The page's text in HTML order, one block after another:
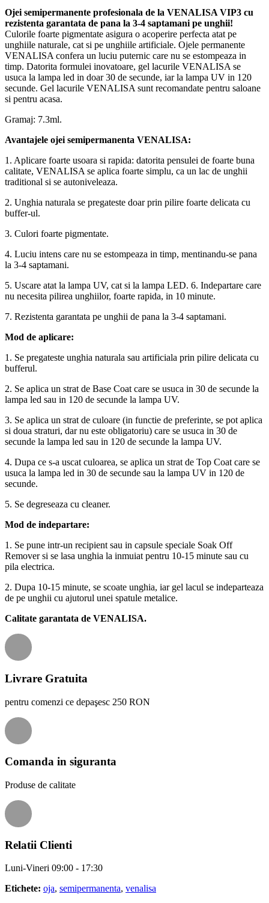
Ojei semipermanente profesionala de la VENALISA VIP3 cu
rezistenta garantata de pana la 3-4 saptamani pe unghii!
Culorile foarte pigmentate asigura o acoperire perfecta atat pe
unghiile naturale, cat si pe unghiile artificiale. Ojele permanente
VENALISA confera un luciu puternic care nu se estompeaza in
timp. Datorita formulei inovatoare, gel lacurile VENALISA se
usuca la lampa led in doar 30 de secunde, iar la lampa UV in 120
secunde. Gel lacurile VENALISA sunt recomandate pentru saloane
si pentru acasa.
Gramaj: 7.3ml.
Avantajele ojei semipermanenta VENALISA:
1. Aplicare foarte usoara si rapida: datorita pensulei de foarte buna
calitate, VENALISA se aplica foarte simplu, ca un lac de unghii
traditional si se autoniveleaza.
2. Unghia naturala se pregateste doar prin pilire foarte delicata cu
buffer-ul.
3. Culori foarte pigmentate.
4. Luciu intens care nu se estompeaza in timp, mentinandu-se pana
la 3-4 saptamani.
5. Uscare atat la lampa UV, cat si la lampa LED. 6. Indepartare care
nu necesita pilirea unghiilor, foarte rapida, in 10 minute.
7. Rezistenta garantata pe unghii de pana la 3-4 saptamani.
Mod de aplicare:
1. Se pregateste unghia naturala sau artificiala prin pilire delicata cu
bufferul.
2. Se aplica un strat de Base Coat care se usuca in 30 de secunde la
lampa led sau in 120 de secunde la lampa UV.
3. Se aplica un strat de culoare (in functie de preferinte, se pot aplica
si doua straturi, dar nu este obligatoriu) care se usuca in 30 de
secunde la lampa led sau in 120 de secunde la lampa UV.
4. Dupa ce s-a uscat culoarea, se aplica un strat de Top Coat care se
usuca la lampa led in 30 de secunde sau la lampa UV in 120 de
secunde.
5. Se degreseaza cu cleaner.
Mod de indepartare:
1. Se pune intr-un recipient sau in capsule speciale Soak Off
Remover si se lasa unghia la inmuiat pentru 10-15 minute sau cu
pila electrica.
2. Dupa 10-15 minute, se scoate unghia, iar gel lacul se indeparteaza
de pe unghii cu ajutorul unei spatule metalice.
Calitate garantata de VENALISA.
Livrare Gratuita
pentru comenzi ce depaşesc 250 RON
Comanda in siguranta
Produse de calitate
Relatii Clienti
Luni-Vineri 09:00 - 17:30
Etichete: oja, semipermanenta, venalisa